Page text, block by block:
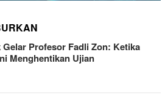
Gelar Profesor Fadli Zon: Ketika
Menghentikan Ujian